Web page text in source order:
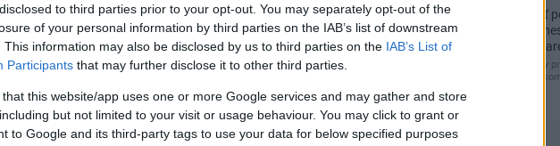
to third parties prior to your opt-out. You may separately opt-out of the
of your personal information by third parties on the IAB’s list of downstream
This information may also be disclosed by us to third parties on the IAB’s List of
Participants that may further disclose it to other third parties.
that this website/app uses one or more Google services and may gather and store
but not limited to your visit or usage behaviour. You may click to grant or
to Google and its third-party tags to use your data for below specified purposes
individuálna výstavba. Katalógový
a, samozrejme, s množstvom cenovo
Predpokladám, že prístupová cesta
dať pred dvere čo najviac zelene, aby
snahu vytvoriť príjemný kút na
Re: Vidiecku usadlosť
domáceho chráni i
kamenné múry, no
čakám kedy budú wc misy
už sú štandardom! Tu